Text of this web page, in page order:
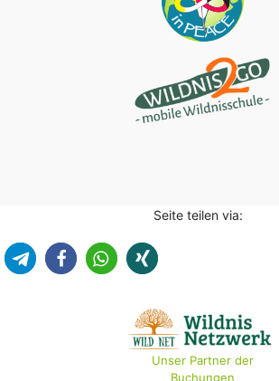
Seite teilen via:
Unser Partner der
Buchungen